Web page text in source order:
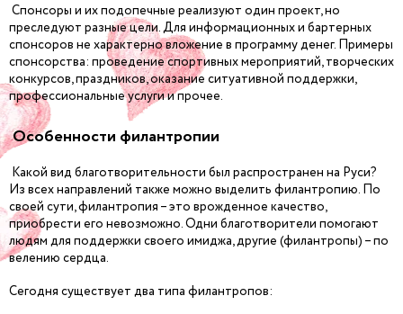
Спонсоры и их подопечные реализуют один проект, но
преследуют разные цели. Для информационных и бартерных
спонсоров не характерно вложение в программу денег. Примеры
спонсорства: проведение спортивных мероприятий, творческих
конкурсов, праздников, оказание ситуативной поддержки,
профессиональные услуги и прочее.
Особенности филантропии
Какой вид благотворительности был распространен на Руси?
Из всех направлений также можно выделить филантропию. По
своей сути, филантропия – это врожденное качество,
приобрести его невозможно. Одни благотворители помогают
людям для поддержки своего имиджа, другие (филантропы) – по
велению сердца.
Сегодня существует два типа филантропов: